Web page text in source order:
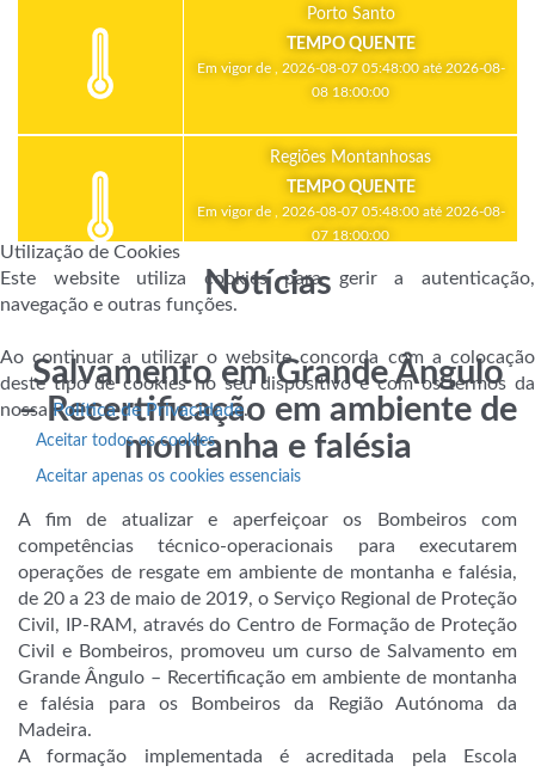
Porto Santo
TEMPO QUENTE
Em vigor de , 2026-08-07 05:48:00 até 2026-08-
08 18:00:00
Regiões Montanhosas
TEMPO QUENTE
Em vigor de , 2026-08-07 05:48:00 até 2026-08-
07 18:00:00
Notícias
Salvamento em Grande Ângulo
– Recertificação em ambiente de
montanha e falésia
A fim de atualizar e aperfeiçoar os Bombeiros com
competências técnico-operacionais para executarem
operações de resgate em ambiente de montanha e falésia,
de 20 a 23 de maio de 2019, o Serviço Regional de Proteção
Civil, IP-RAM, através do Centro de Formação de Proteção
Civil e Bombeiros, promoveu um curso de Salvamento em
Grande Ângulo – Recertificação em ambiente de montanha
e falésia para os Bombeiros da Região Autónoma da
Madeira.
A formação implementada é acreditada pela Escola
Utilização de Cookies
Este website utiliza cookies para gerir a autenticação,
navegação e outras funções.
Ao continuar a utilizar o website concorda com a colocação
deste tipo de cookies no seu dispositivo e com os termos da
nossa Política de Privacidade.
Aceitar todos os cookies
Aceitar apenas os cookies essenciais